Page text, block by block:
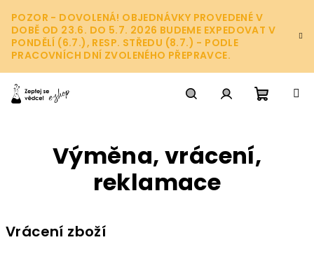
na
obsah
POZOR - DOVOLENÁ! OBJEDNÁVKY PROVEDENÉ V
DOBĚ OD 23.6. DO 5.7. 2026 BUDEME EXPEDOVAT V
PONDĚLÍ (6.7.), RESP. STŘEDU (8.7.) - PODLE
PRACOVNÍCH DNÍ ZVOLENÉHO PŘEPRAVCE.
košík
Výměna, vrácení,
reklamace
Vrácení zboží